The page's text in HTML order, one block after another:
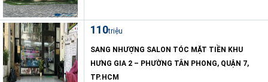
110triệu
SANG NHƯỢNG SALON TÓC MẶT TIỀN KHU
HƯNG GIA 2 – PHƯỜNG TÂN PHONG, QUẬN 7,
TP.HCM